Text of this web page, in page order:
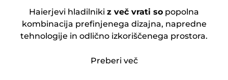
Haierjevi hladilniki z več vrati so popolna
kombinacija prefinjenega dizajna, napredne
tehnologije in odlično izkoriščenega prostora.
Preberi več